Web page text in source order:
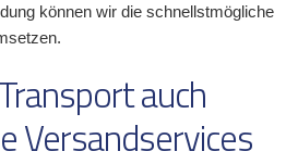
können wir die schnellstmögliche
auch
Versandservices